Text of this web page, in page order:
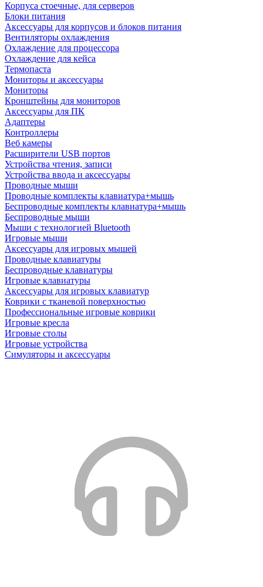
Корпуса стоечные, для серверов
Блоки питания
Аксессуары для корпусов и блоков питания
Вентиляторы охлаждения
Охлаждение для процессора
Охлаждение для кейса
Термопаста
Мониторы и аксессуары
Мониторы
Кронштейны для мониторов
Аксессуары для ПК
Адаптеры
Контроллеры
Веб камеры
Расширители USB портов
Устройства чтения, записи
Устройства ввода и аксессуары
Проводные мыши
Проводные комплекты клавиатура+мышь
Беспроводные комплекты клавиатура+мышь
Беспроводные мыши
Мыши с технологией Bluetooth
Игровые мыши
Аксессуары для игровых мышей
Проводные клавиатуры
Беспроводные клавиатуры
Игровые клавиатуры
Аксессуары для игровых клавиатур
Коврики с тканевой поверхностью
Профессиональные игровые коврики
Игровые кресла
Игровые столы
Игровые устройства
Симуляторы и аксессуары